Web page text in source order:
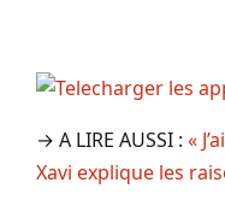
→ A LIRE AUSSI : «
Xavi explique les